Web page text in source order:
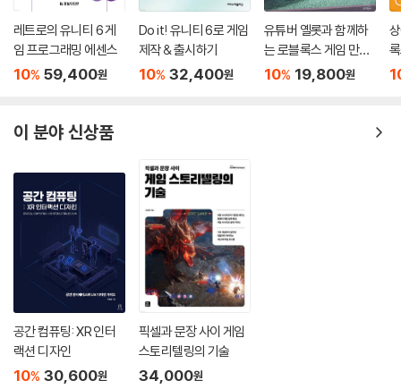
레트로의 유니티 6 게
임 프로그래밍 에센스
10% 59,400원
Do it! 유니티 6로 게임
제작 & 출시하기
10% 32,400원
유튜버 옐롯과 함께하
는 로블록스 게임 만들
기
10% 19,800원
이 분야 신상품
공간 컴퓨팅: XR 인터
랙션 디자인
10% 30,600원
픽셀과 문장 사이 게임
스토리텔링의 기술
34,000원